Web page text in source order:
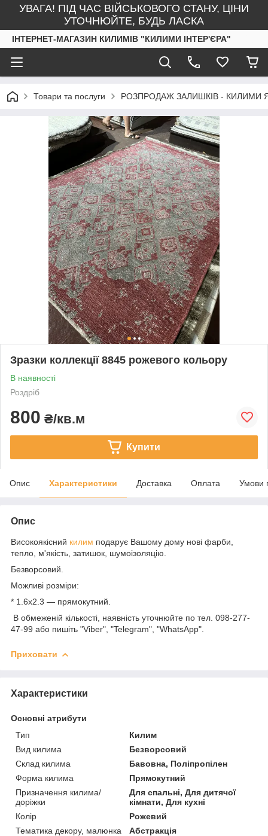
УВАГА! ПІД ЧАС ВІЙСЬКОВОГО СТАНУ, ЦІНИ
УТОЧНЮЙТЕ, БУДЬ ЛАСКА
ІНТЕРНЕТ-МАГАЗИН КИЛИМІВ "КИЛИМИ ІНТЕР'ЄРА"
Товари та послуги РОЗПРОДАЖ ЗАЛИШКІВ - КИЛИМИ
Зразки коллекції 8845 рожевого кольору
В наявності
Роздріб
800 ₴/кв.м
Купити
Опис Характеристики Доставка Оплата Умови
Опис
Високоякісний килим подарує Вашому дому нові фарби,
тепло, м'якість, затишок, шумоізоляцію.
Безворсовий.
Можливі розміри:
* 1.6х2.3 — прямокутний.
В обмеженій кількості, наявність уточнюйте по тел. 098-277-
47-99 або пишіть "Viber", "Telegram", "WhatsApp".
Приховати
Характеристики
Основні атрибути
Тип
Килим
Вид килима
Безворсовий
Склад килима
Бавовна, Поліпропілен
Форма килима
Прямокутний
Призначення килима/
доріжки
Для спальні, Для дитячої
кімнати, Для кухні
Колір
Рожевий
Тематика декору, малюнка
Абстракція